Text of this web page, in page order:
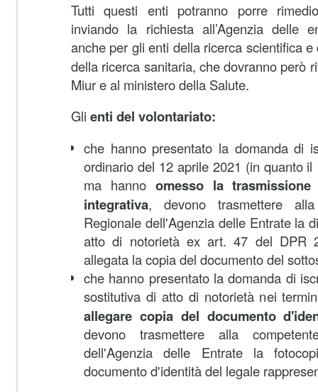
Tutti questi enti potranno porre
inviando la richiesta all’Agenzia delle
anche per gli enti della ricerca scientifica e
della ricerca sanitaria, che dovranno però
Miur e al ministero della Salute.
Gli enti del volontariato:
che hanno presentato la domanda di
ordinario del 12 aprile 2021 (in quanto
ma hanno omesso la trasmissione
integrativa, devono trasmettere
Regionale dell'Agenzia delle Entrate la
atto di notorietà ex art. 47 del DPR
allegata la copia del documento del
che hanno presentato la domanda di
sostitutiva di atto di notorietà nei
allegare copia del documento
devono trasmettere alla
dell'Agenzia delle Entrate la
documento d'identità del legale